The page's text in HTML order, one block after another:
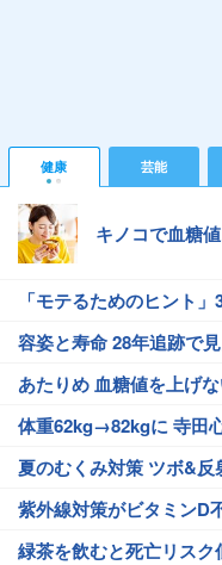
健康 芸能
キノコで血糖
「モテるためのヒント
容姿と寿命 28年追跡で
あたりめ 血糖値を上げ
体重62kg→82kgに 寺田
夏のむくみ対策 ツボ&反
紫外線対策がビタミンD
緑茶を飲むと死亡リスク